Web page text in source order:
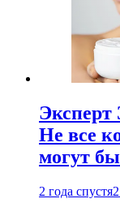
Эксперт
Не все
могут
2 года спустя